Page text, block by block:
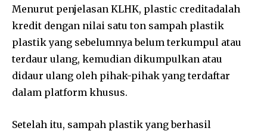
Menurut penjelasan KLHK, plastic creditadalah
kredit dengan nilai satu ton sampah plastik
plastik yang sebelumnya belum terkumpul atau
terdaur ulang, kemudian dikumpulkan atau
didaur ulang oleh pihak-pihak yang terdaftar
dalam platform khusus.
Setelah itu, sampah plastik yang berhasil